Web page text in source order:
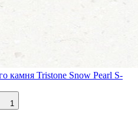
камня Tristone Snow Pearl S-
1